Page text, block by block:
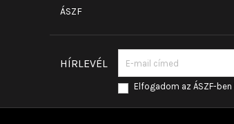
ÁSZF
HÍRLEVÉL
Elfogadom az ÁSZF-